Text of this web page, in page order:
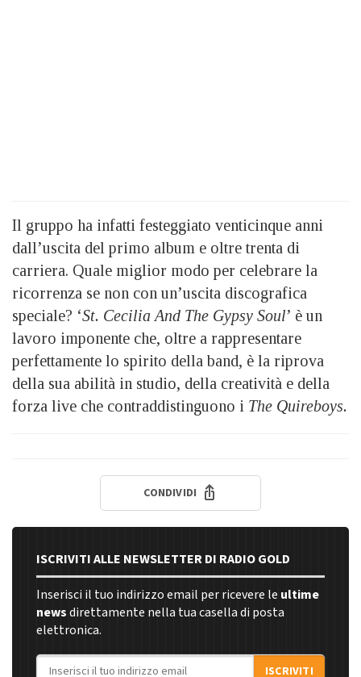
Il gruppo ha infatti festeggiato venticinque anni
dall’uscita del primo album e oltre trenta di
carriera. Quale miglior modo per celebrare la
ricorrenza se non con un’uscita discografica
speciale? ‘St. Cecilia And The Gypsy Soul’ è un
lavoro imponente che, oltre a rappresentare
perfettamente lo spirito della band, è la riprova
della sua abilità in studio, della creatività e della
forza live che contraddistinguono i The Quireboys.
CONDIVIDI
ISCRIVITI ALLE NEWSLETTER DI RADIO GOLD
Inserisci il tuo indirizzo email per ricevere le ultime
newsdirettamente nella tua casella di posta
elettronica.
Indirizzo email
ISCRIVITI